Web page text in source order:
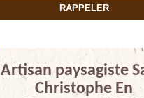
Artisan paysagiste
Christophe En